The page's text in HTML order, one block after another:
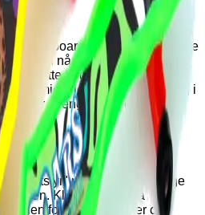
på 9 cm i fargerike
gaven når du vil spre et smil.
flotte farger. Ideell som
eller liten oppmuntring i
strenge krav for et giftfritt
nedenfor for å legge
Klikk deretter på
siden for å se produkter og